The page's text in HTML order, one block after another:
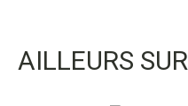
AILLEURS